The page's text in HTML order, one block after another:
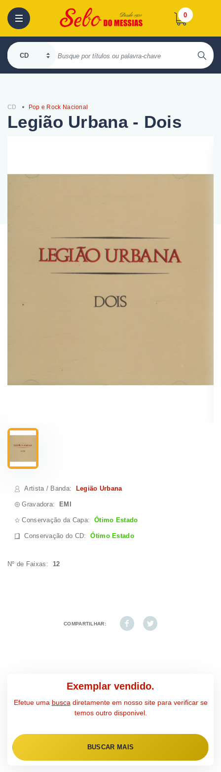
0
CD Pop e Rock Nacional
Legião Urbana - Dois
Artista / Banda: Legião Urbana
Gravadora: EMI
Conservação da Capa: Ótimo Estado
Conservação do CD:Ótimo Estado
Nº de Faixas: 12
COMPARTILHAR:
Exemplar vendido.
Efetue uma busca diretamente em nosso site para verificar se
temos outro disponivel.
BUSCAR MAIS